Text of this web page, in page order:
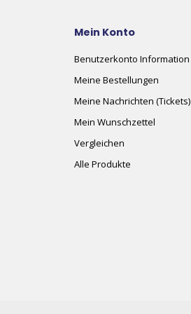
Mein Konto
Benutzerkonto Information
Meine Bestellungen
Meine Nachrichten (Tickets)
Mein Wunschzettel
Vergleichen
Alle Produkte